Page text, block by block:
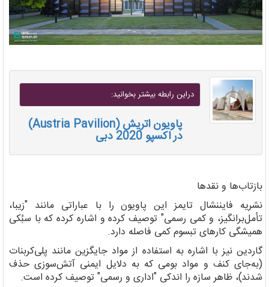
دراين رابطه بيشتر بخوانيد:
پاویون اتریش (Austria Pavilion)
در اکسپو 2020 دبی
بازتاب‌ها و نقدها
نشریه فایننشال تایمز این پاویون را با عباراتی مانند "زیبا،
تأمل‌برانگیز، و کمی رسمی" توصیف کرده و اشاره کرده که با سبُکی
همیشگی کارهای تبسوم کمی فاصله دارد.
گاردین نیز با اشاره به استفاده از مواد جایگزین مانند پلی‌کربنات
(به‌جای کنف و مواد بومی که به دلایل ایمنی آتش‌سوزی حذف
شدند)، ظاهر سازه را اندکی "اداری و رسمی" توصیف کرده است.